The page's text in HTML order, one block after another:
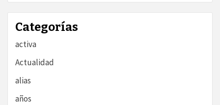
Categorías
activa
Actualidad
alias
años